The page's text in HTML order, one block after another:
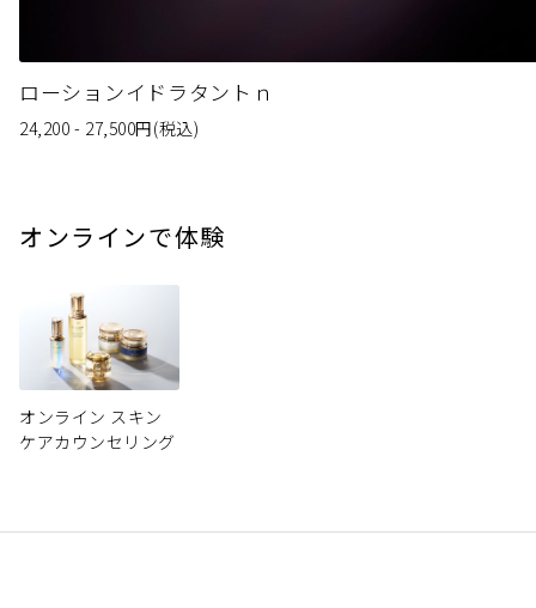
ローションイドラタントｎ
24,200 - 27,500円(税込)
オンラインで体験
オンライン スキン
ケアカウンセリング